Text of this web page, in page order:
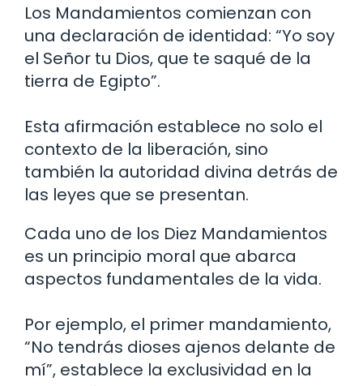
Los Mandamientos comienzan con
una declaración de identidad: “Yo soy
el Señor tu Dios, que te saqué de la
tierra de Egipto”.
Esta afirmación establece no solo el
contexto de la liberación, sino
también la autoridad divina detrás de
las leyes que se presentan.
Cada uno de los Diez Mandamientos
es un principio moral que abarca
aspectos fundamentales de la vida.
Por ejemplo, el primer mandamiento,
“No tendrás dioses ajenos delante de
mí”, establece la exclusividad en la